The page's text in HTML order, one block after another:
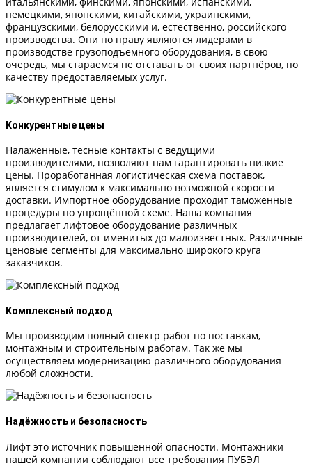
немецкими, японскими, китайскими, украинскими,
французскими, белорусскими и, естественно, российского
производства. Они по праву являются лидерами в
производстве грузоподъёмного оборудования, в свою
очередь, мы стараемся не отставать от своих партнёров, по
качеству предоставляемых услуг.
Конкурентные цены
Налаженные, тесные контакты с ведущими
производителями, позволяют нам гарантировать низкие
цены. Проработанная логистическая схема поставок,
является стимулом к максимально возможной скорости
доставки. Импортное оборудование проходит таможенные
процедуры по упрощённой схеме. Наша компания
предлагает лифтовое оборудование различных
производителей, от именитых до малоизвестных. Различные
ценовые сегменты для максимально широкого круга
заказчиков.
Комплексный подход
Мы производим полный спектр работ по поставкам,
монтажным и строительным работам. Так же мы
осуществляем модернизацию различного оборудования
любой сложности.
Надёжность и безопасность
Лифт это источник повышенной опасности. Монтажники
нашей компании соблюдают все требования ПУБЭЛ